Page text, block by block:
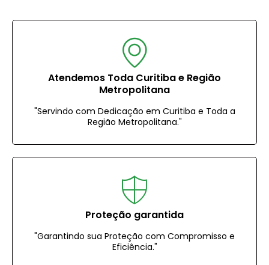
Atendemos Toda Curitiba e Região
Metropolitana
"Servindo com Dedicação em Curitiba e Toda a
Região Metropolitana."
Proteção garantida
"Garantindo sua Proteção com Compromisso e
Eficiência."